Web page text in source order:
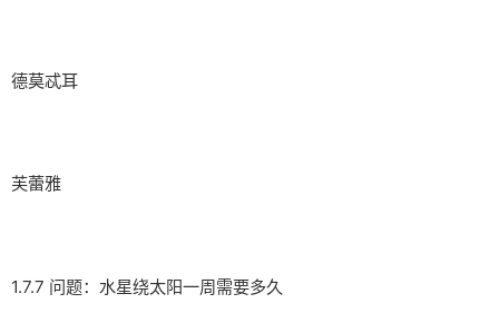
德莫忒耳
芙蕾雅
1.7.7 问题：水星绕太阳一周需要多久